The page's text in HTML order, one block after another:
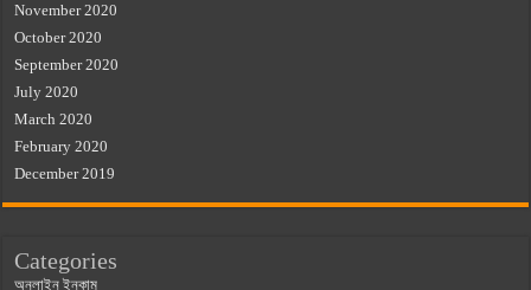
November 2020
October 2020
September 2020
July 2020
March 2020
February 2020
December 2019
Categories
অনলাইন ইনকাম